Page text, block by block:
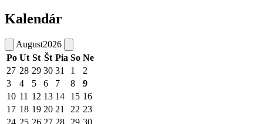
Kalendár
August2026
Po Ut St Št Pia So Ne
27 28 29 30 31 1
2
3
4 5 6 7 8
9
10 11 12 13 14 15 16
17 18 19 20 21 22 23